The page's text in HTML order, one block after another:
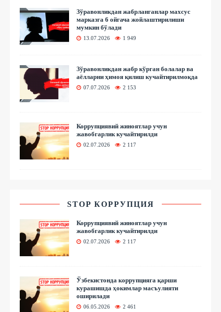
Зўравонликдан жабрланганлар махсус
марказга 6 ойгача жойлаштирилиши
мумкин бўлади
13.07.2026 1 949
Зўравонликдан жабр кўрган болалар ва
аёлларни ҳимоя қилиш кучайтирилмоқда
07.07.2026 2 153
Коррупциявий жиноятлар учун
жавобгарлик кучайтирилди
02.07.2026 2 117
STOP КОРРУПЦИЯ
Коррупциявий жиноятлар учун
жавобгарлик кучайтирилди
02.07.2026 2 117
Ўзбекистонда коррупцияга қарши
курашишда ҳокимлар масъулияти
оширилади
06.05.2026 2 461